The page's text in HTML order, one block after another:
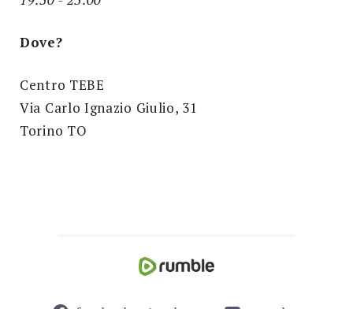
Dove?
Centro TEBE
Via Carlo Ignazio Giulio, 31
Torino TO